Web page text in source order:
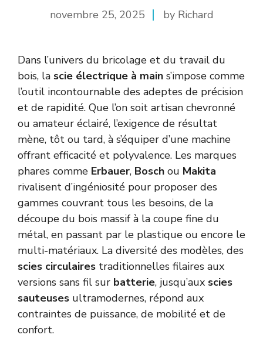
novembre 25, 2025 by Richard
Dans l’univers du bricolage et du travail du
bois, la scie électrique à main s’impose comme
l’outil incontournable des adeptes de précision
et de rapidité. Que l’on soit artisan chevronné
ou amateur éclairé, l’exigence de résultat
mène, tôt ou tard, à s’équiper d’une machine
offrant efficacité et polyvalence. Les marques
phares comme Erbauer, Bosch ou Makita
rivalisent d’ingéniosité pour proposer des
gammes couvrant tous les besoins, de la
découpe du bois massif à la coupe fine du
métal, en passant par le plastique ou encore le
multi-matériaux. La diversité des modèles, des
scies circulaires traditionnelles filaires aux
versions sans fil sur batterie, jusqu’aux scies
sauteuses ultramodernes, répond aux
contraintes de puissance, de mobilité et de
confort.